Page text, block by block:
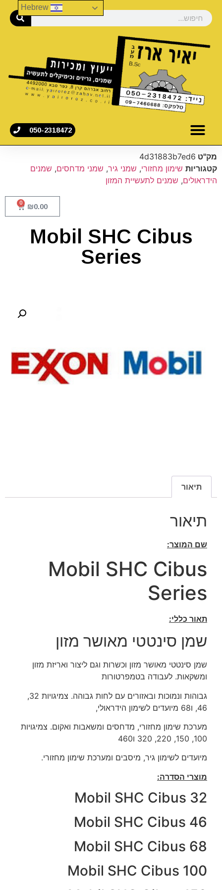
050-2318472
מק"ט 4d31883b7ed6
קטגוריות שימון מחזורי, שמני גיר, שמני מדחסים, שמנים
הידראולים, שמנים לתעשיית המזון
₪0.00
0
Mobil SHC Cibus
Series
תיאור
תיאור
שם המוצר:
Mobil SHC Cibus
Series
תאור כללי:
שמן סינטטי מאושר מזון
שמן סינטטי מאושר מזון וכשרות וגם ליצור ואריזת מזון
ומשקאות. לעבודה בטמפרטורות
גבוהות ונמוכות ובאזורים עם לחות גבוהה. צמיגויות 32,
46, ו68 מיועדים לשימון הידראולי,
מערכת שימון מחזורי, מדחסים ומשאבות ואקום. צמיגויות
100, 150, 220, 320 ו460
מיועדים לשימון גיר, מיסבים ומערכת שימון מחזורי.
מוצרי הסדרה:
Mobil SHC Cibus 32
Mobil SHC Cibus 46
Mobil SHC Cibus 68
Mobil SHC Cibus 100
Hebrew